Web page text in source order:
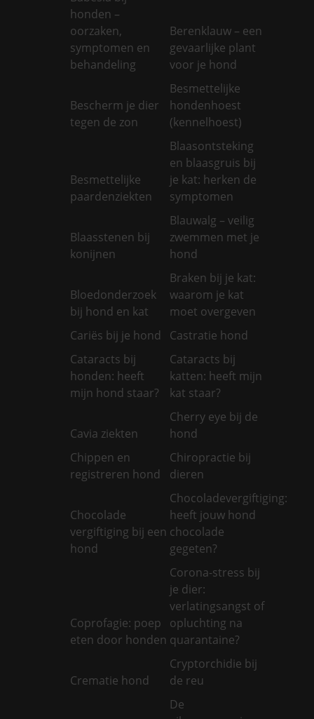
honden –
oorzaken,
symptomen en
behandeling
Berenklauw – een
gevaarlijke plant
voor je hond
Bescherm je dier
tegen de zon
Besmettelijke
hondenhoest
(kennelhoest)
Besmettelijke
paardenziekten
Blaasontsteking
en blaasgruis bij
je kat: herken de
symptomen
Blaasstenen bij
konijnen
Blauwalg – veilig
zwemmen met je
hond
Bloedonderzoek
bij hond en kat
Braken bij je kat:
waarom je kat
moet overgeven
Cariës bij je hond
Castratie hond
Cataracts bij
honden: heeft
mijn hond staar?
Cataracts bij
katten: heeft mijn
kat staar?
Cavia ziekten
Cherry eye bij de
hond
Chippen en
registreren hond
Chiropractie bij
dieren
Chocolade
vergiftiging bij een
hond
Chocoladevergiftiging:
heeft jouw hond
chocolade
gegeten?
Coprofagie: poep
eten door honden
Corona-stress bij
je dier:
verlatingsangst of
opluchting na
quarantaine?
Crematie hond
Cryptorchidie bij
de reu
De